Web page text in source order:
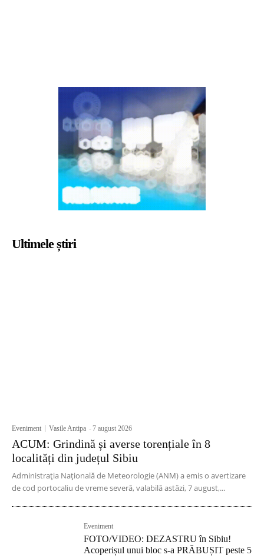
Ultimele știri
Eveniment Vasile Antipa -7 august 2026
ACUM: Grindină și averse torențiale în 8
localități din județul Sibiu
Administrația Națională de Meteorologie (ANM) a emis o avertizare
de cod portocaliu de vreme severă, valabilă astăzi, 7 august,...
Eveniment
FOTO/VIDEO: DEZASTRU în Sibiu!
Acoperișul unui bloc s-a PRĂBUȘIT peste 5